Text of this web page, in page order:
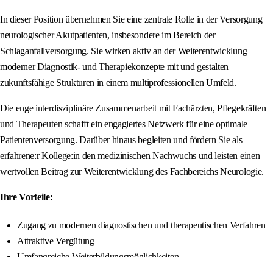
In dieser Position übernehmen Sie eine zentrale Rolle in der Versorgung
neurologischer Akutpatienten, insbesondere im Bereich der
Schlaganfallversorgung. Sie wirken aktiv an der Weiterentwicklung
moderner Diagnostik- und Therapiekonzepte mit und gestalten
zukunftsfähige Strukturen in einem multiprofessionellen Umfeld.
Die enge interdisziplinäre Zusammenarbeit mit Fachärzten, Pflegekräften
und Therapeuten schafft ein engagiertes Netzwerk für eine optimale
Patientenversorgung. Darüber hinaus begleiten und fördern Sie als
erfahrene:r Kollege:in den medizinischen Nachwuchs und leisten einen
wertvollen Beitrag zur Weiterentwicklung des Fachbereichs Neurologie.
Ihre Vorteile:
Zugang zu modernen diagnostischen und therapeutischen Verfahren
Attraktive Vergütung